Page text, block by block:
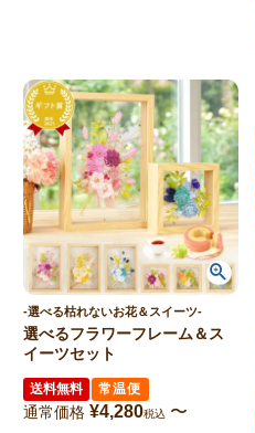
-選べる枯れないお花＆スイーツ-
選べるフラワーフレーム＆ス
イーツセット
送料無料 常温便
通常価格 ¥4,280税込 〜